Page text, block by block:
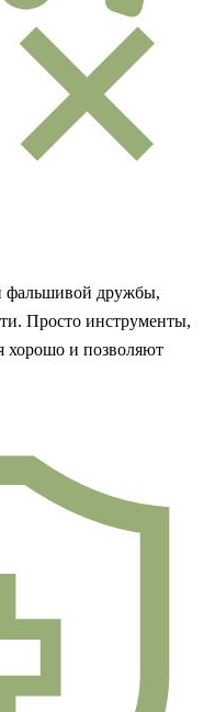
фальшивой дружбы,
Просто инструменты,
хорошо и позволяют